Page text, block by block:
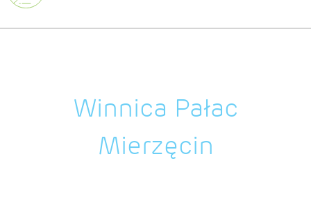
Winnica Pałac
Mierzęcin